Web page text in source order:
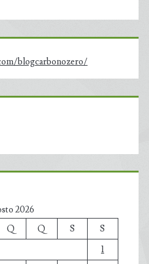
blogcarbonozero/
2026
Q Q S
S
1